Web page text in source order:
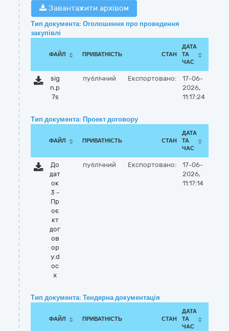
Завантажити архівом
Тип документа: Оголошення про проведення
закупівлі
ФАЙЛ ПРИВАТНІСТЬ СТАН
ДАТА
ТА
ЧАС
sig
n.p
7s
публічний Експортовано:
17-06-
2026,
11:17:24
Тип документа: Проект договору
ФАЙЛ ПРИВАТНІСТЬ СТАН
ДАТА
ТА
ЧАС
До
дат
ок
3 -
Пр
оє
кт
дог
ов
ор
у.d
oc
x
публічний Експортовано:
17-06-
2026,
11:17:14
Тип документа: Тендерна документація
ФАЙЛ ПРИВАТНІСТЬ СТАН
ДАТА
ТА
ЧАС